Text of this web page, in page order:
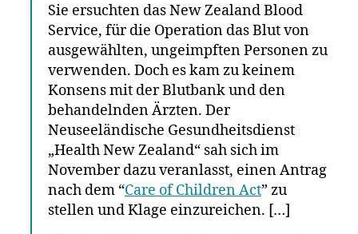
Sie ersuchten das New Zealand Blood
Service, für die Operation das Blut von
ausgewählten, ungeimpften Personen zu
verwenden. Doch es kam zu keinem
Konsens mit der Blutbank und den
behandelnden Ärzten. Der
Neuseeländische Gesundheitsdienst
„Health New Zealand“ sah sich im
November dazu veranlasst, einen Antrag
nach dem “Care of Children Act” zu
stellen und Klage einzureichen. […]